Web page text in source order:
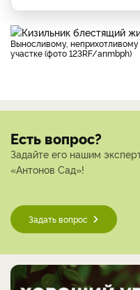
Выносливому, неприхотливому кизильнику найдется место на любом
участке (фото 123RF/anmbph)
Есть вопрос?
Задайте его нашим
«Антонов Сад»!
Задать вопрос